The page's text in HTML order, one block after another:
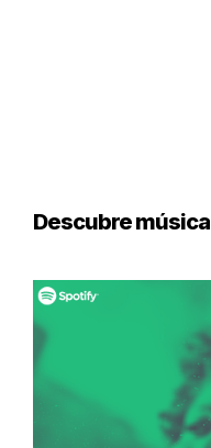
Descubre música